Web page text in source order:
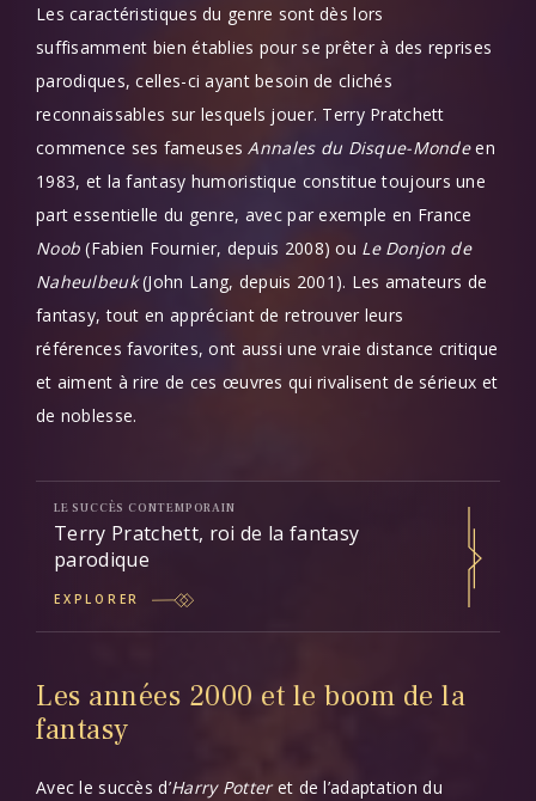
Les caractéristiques du genre sont dès lors
suffisamment bien établies pour se prêter à des reprises
parodiques, celles-ci ayant besoin de clichés
reconnaissables sur lesquels jouer. Terry Pratchett
commence ses fameuses Annales du Disque-Mondeen
1983, et la fantasy humoristique constitue toujours une
part essentielle du genre, avec par exemple en France
Noob (Fabien Fournier, depuis 2008) ou Le Donjon de
Naheulbeuk(John Lang, depuis 2001). Les amateurs de
fantasy, tout en appréciant de retrouver leurs
références favorites, ont aussi une vraie distance critique
et aiment à rire de ces œuvres qui rivalisent de sérieux et
de noblesse.
LE SUCCÈS CONTEMPORAIN
Terry Pratchett, roi de la fantasy
parodique
EXPLORER
Les années 2000 et le boom de la
fantasy
Avec le succès d’Harry Potteret de l’adaptation du